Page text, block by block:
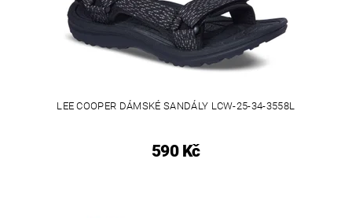
LEE COOPER DÁMSKÉ SANDÁLY LCW-25-34-3558L
590 Kč